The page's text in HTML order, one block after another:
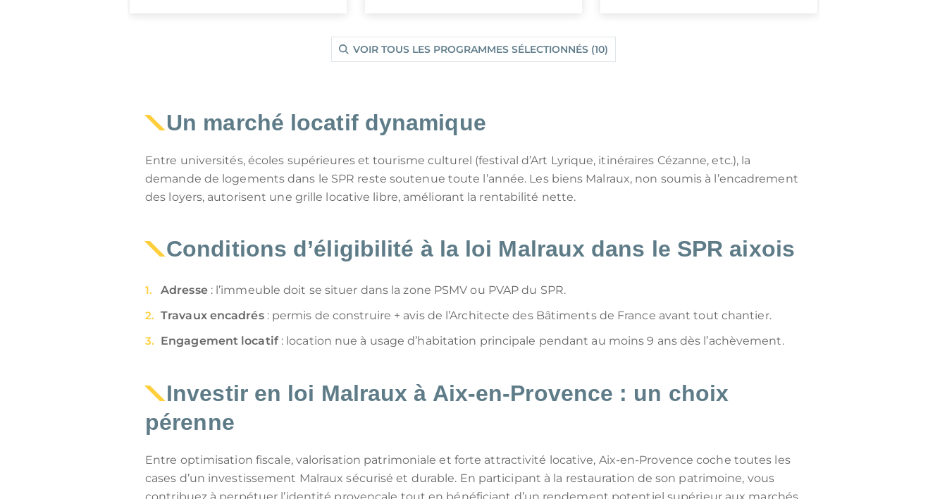
VOIR TOUS LES PROGRAMMES SÉLECTIONNÉS (10)
Un marché locatif dynamique
Entre universités, écoles supérieures et tourisme culturel (festival d’Art Lyrique, itinéraires Cézanne, etc.), la
demande de logements dans le SPR reste soutenue toute l’année. Les biens Malraux, non soumis à l’encadrement
des loyers, autorisent une grille locative libre, améliorant la rentabilité nette.
Conditions d’éligibilité à la loi Malraux dans le SPR aixois
Adresse: l’immeuble doit se situer dans la zone PSMV ou PVAP du SPR.
Travaux encadrés: permis de construire + avis de l’Architecte des Bâtiments de France avant tout chantier.
Engagement locatif: location nue à usage d’habitation principale pendant au moins 9 ans dès l’achèvement.
Investir en loi Malraux à Aix-en-Provence : un choix
pérenne
Entre optimisation fiscale, valorisation patrimoniale et forte attractivité locative, Aix-en-Provence coche toutes les
cases d’un investissement Malraux sécurisé et durable. En participant à la restauration de son patrimoine, vous